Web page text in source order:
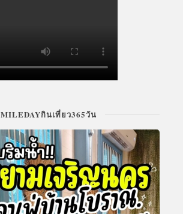
MILEDAYกินเที่ยว365วัน